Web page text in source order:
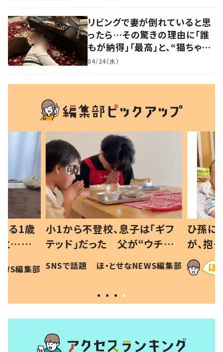
リビングで妻が倒れていると思
ったら…その驚きの理由に「誰
もが納得」「最高」と、“猫ちゃん
好きユーザー”からの共感集ま
04/24（水）
る1歳
…母
現行
編集部
小1から不登校、息子は「ギフ
テッド」だった 父が“ウチ給
食”を作り続ける理由とは #令
和の親 #令和の子
SNSで話題 ほ・とせなNEWS編集部
ひ孫に
が、抱
に「涙
方ない」